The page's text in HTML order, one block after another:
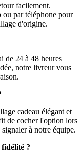
facilement.
par téléphone pour
d'origine.
de 24 à 48 heures
notre livreur vous
cadeau élégant et
de cocher l'option lors
à notre équipe.
?